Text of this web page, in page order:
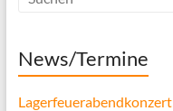
News/Termine